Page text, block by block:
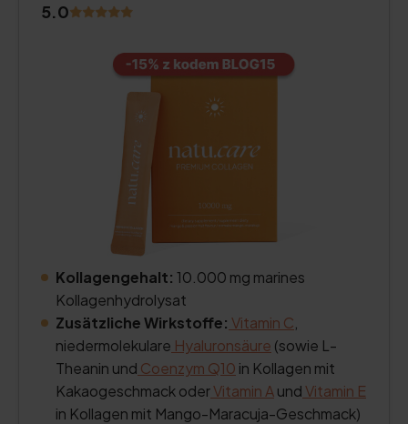
5.0
Kollagengehalt: 10.000 mg marines
Kollagenhydrolysat
Zusätzliche Wirkstoffe: Vitamin C
niedermolekulare Hyaluronsäure (sowie L-
Theanin und Coenzym Q10 in Kollagen mit
Kakaogeschmack oderVitamin AundVitamin E
in Kollagen mit Mango-Maracuja-Geschmack)